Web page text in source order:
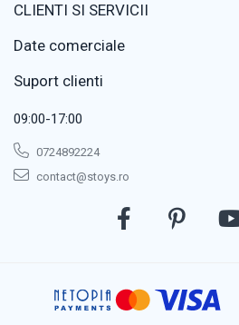
CLIENTI SI SERVICII
Date comerciale
Suport clienti
09:00-17:00
0724892224
contact@stoys.ro